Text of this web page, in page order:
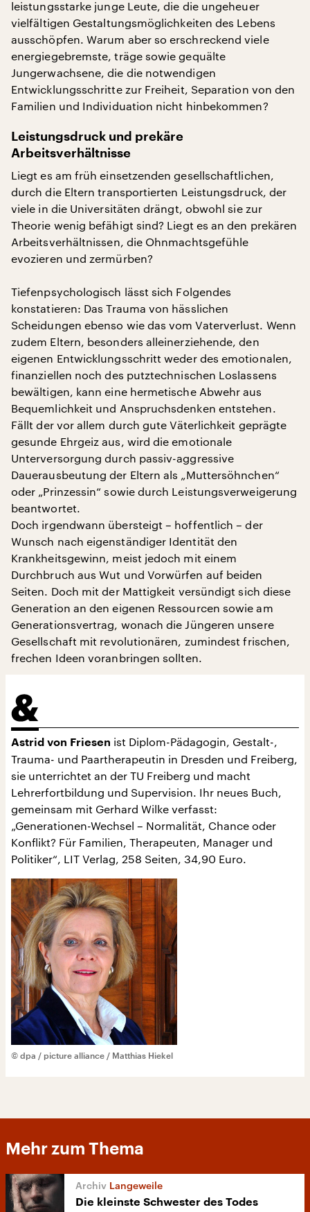
leistungsstarke junge Leute, die die ungeheuer
vielfältigen Gestaltungsmöglichkeiten des Lebens
ausschöpfen. Warum aber so erschreckend viele
energiegebremste, träge sowie gequälte
Jungerwachsene, die die notwendigen
Entwicklungsschritte zur Freiheit, Separation von den
Familien und Individuation nicht hinbekommen?
Leistungsdruck und prekäre
Arbeitsverhältnisse
Liegt es am früh einsetzenden gesellschaftlichen,
durch die Eltern transportierten Leistungsdruck, der
viele in die Universitäten drängt, obwohl sie zur
Theorie wenig befähigt sind? Liegt es an den prekären
Arbeitsverhältnissen, die Ohnmachtsgefühle
evozieren und zermürben?
Tiefenpsychologisch lässt sich Folgendes
konstatieren: Das Trauma von hässlichen
Scheidungen ebenso wie das vom Vaterverlust. Wenn
zudem Eltern, besonders alleinerziehende, den
eigenen Entwicklungsschritt weder des emotionalen,
finanziellen noch des putztechnischen Loslassens
bewältigen, kann eine hermetische Abwehr aus
Bequemlichkeit und Anspruchsdenken entstehen.
Fällt der vor allem durch gute Väterlichkeit geprägte
gesunde Ehrgeiz aus, wird die emotionale
Unterversorgung durch passiv-aggressive
Dauerausbeutung der Eltern als „Muttersöhnchen“
oder „Prinzessin“ sowie durch Leistungsverweigerung
beantwortet.
Doch irgendwann übersteigt – hoffentlich – der
Wunsch nach eigenständiger Identität den
Krankheitsgewinn, meist jedoch mit einem
Durchbruch aus Wut und Vorwürfen auf beiden
Seiten. Doch mit der Mattigkeit versündigt sich diese
Generation an den eigenen Ressourcen sowie am
Generationsvertrag, wonach die Jüngeren unsere
Gesellschaft mit revolutionären, zumindest frischen,
frechen Ideen voranbringen sollten.
Astrid von Friesen ist Diplom-Pädagogin, Gestalt-,
Trauma- und Paartherapeutin in Dresden und Freiberg,
sie unterrichtet an der TU Freiberg und macht
Lehrerfortbildung und Supervision. Ihr neues Buch,
gemeinsam mit Gerhard Wilke verfasst:
„Generationen-Wechsel – Normalität, Chance oder
Konflikt? Für Familien, Therapeuten, Manager und
Politiker“, LIT Verlag, 258 Seiten, 34,90 Euro.
© dpa / picture alliance / Matthias Hiekel
Mehr zum Thema
Langeweile
Die kleinste Schwester des Todes